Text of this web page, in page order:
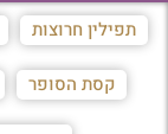
תפילין חרוצות
קסת הסופר